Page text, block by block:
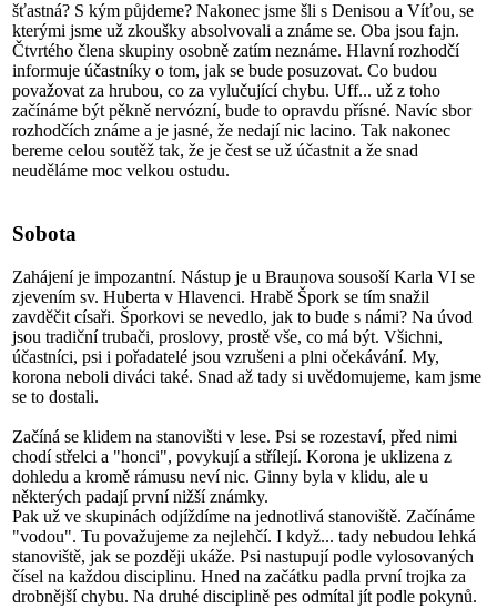
šťastná? S kým půjdeme? Nakonec jsme šli s Denisou a Víťou, se
kterými jsme už zkoušky absolvovali a známe se. Oba jsou fajn.
Čtvrtého člena skupiny osobně zatím neznáme. Hlavní rozhodčí
informuje účastníky o tom, jak se bude posuzovat. Co budou
považovat za hrubou, co za vylučující chybu. Uff... už z toho
začínáme být pěkně nervózní, bude to opravdu přísné. Navíc sbor
rozhodčích známe a je jasné, že nedají nic lacino. Tak nakonec
bereme celou soutěž tak, že je čest se už účastnit a že snad
neuděláme moc velkou ostudu.
Sobota
Zahájení je impozantní. Nástup je u Braunova sousoší Karla VI se
zjevením sv. Huberta v Hlavenci. Hrabě Špork se tím snažil
zavděčit císaři. Šporkovi se nevedlo, jak to bude s námi? Na úvod
jsou tradiční trubači, proslovy, prostě vše, co má být. Všichni,
účastníci, psi i pořadatelé jsou vzrušeni a plni očekávání. My,
korona neboli diváci také. Snad až tady si uvědomujeme, kam jsme
se to dostali.
Začíná se klidem na stanovišti v lese. Psi se rozestaví, před nimi
chodí střelci a "honci", povykují a střílejí. Korona je uklizena z
dohledu a kromě rámusu neví nic. Ginny byla v klidu, ale u
některých padají první nižší známky.
Pak už ve skupinách odjíždíme na jednotlivá stanoviště. Začínáme
"vodou". Tu považujeme za nejlehčí. I když... tady nebudou lehká
stanoviště, jak se později ukáže. Psi nastupují podle vylosovaných
čísel na každou disciplinu. Hned na začátku padla první trojka za
drobnější chybu. Na druhé disciplině pes odmítal jít podle pokynů.